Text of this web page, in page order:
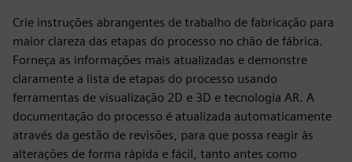
Crie instruções abrangentes de trabalho de fabricação para
maior clareza das etapas do processo no chão de fábrica.
Forneça as informações mais atualizadas e demonstre
claramente a lista de etapas do processo usando
ferramentas de visualização 2D e 3D e tecnologia AR. A
documentação do processo é atualizada automaticamente
através da gestão de revisões, para que possa reagir às
alterações de forma rápida e fácil, tanto antes como